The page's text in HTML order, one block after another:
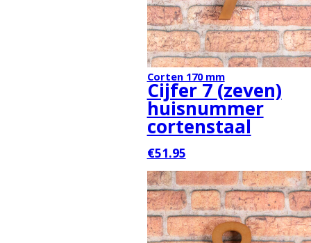
Corten 170 mm
Cijfer 7 (zeven)
huisnummer
cortenstaal
€51.95